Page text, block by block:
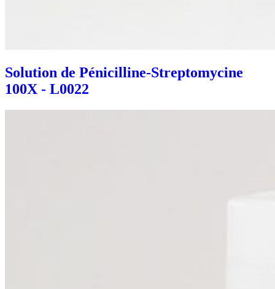
Solution de Pénicilline-Streptomycine
100X - L0022